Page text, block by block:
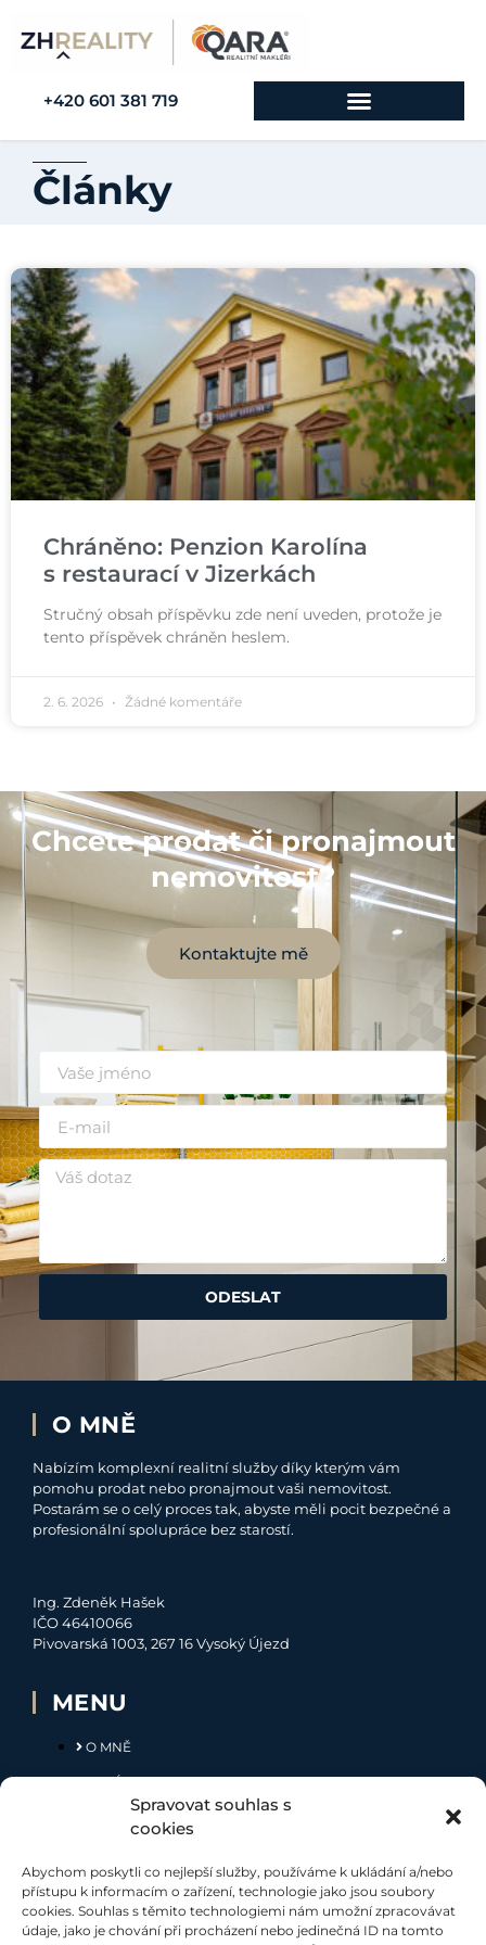
Spravovat souhlas s
cookies
Abychom poskytli co nejlepší služby, používáme k ukládání a/nebo
přístupu k informacím o zařízení, technologie jako jsou soubory
cookies. Souhlas s těmito technologiemi nám umožní zpracovávat
údaje, jako je chování při procházení nebo jedinečná ID na tomto
+420 601 381 719
Články
Chráněno: Penzion Karolína
s restaurací v Jizerkách
Stručný obsah příspěvku zde není uveden, protože je
tento příspěvek chráněn heslem.
2. 6. 2026 Žádné komentáře
Chcete prodat či pronajmout
nemovitost?
Kontaktujte mě
ODESLAT
O MNĚ
Nabízím komplexní realitní služby díky kterým vám
pomohu prodat nebo pronajmout vaši nemovitost.
Postarám se o celý proces tak, abyste měli pocit bezpečné a
profesionální spolupráce bez starostí.
Ing. Zdeněk Hašek
IČO 46410066
Pivovarská 1003, 267 16 Vysoký Újezd
MENU
O MNĚ
NABÍDKA
MOJE SLUŽBY
SOCIÁLNÍ SÍTĚ